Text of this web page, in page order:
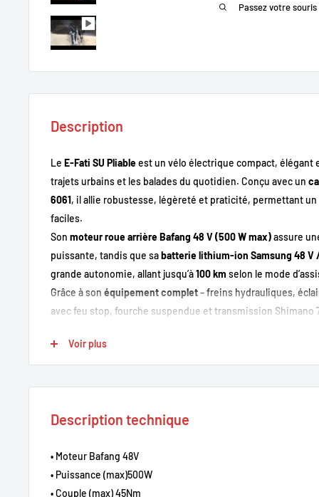
Passez votre
Description
Le E-Fati SU Pliableest un vélo électrique compact, élégant
trajets urbains et les balades du quotidien. Conçu avec un
6061, il allie robustesse, légèreté et praticité, permettant
faciles.
Son moteur roue arrière Bafang 48 V (500 W max)assure
puissante, tandis que sabatterie lithium-ion Samsung 48 V
grande autonomie, allant jusqu’à100 km selon le mode
Grâce à son équipement complet– freins hydrauliques,
avec feu stop, fourche suspendue et transmission Shimano
Points forts
Cadre pliable en aluminium 6061
Batterie Samsung 48 V / 20 Ah
Écran LCDavec 5 niveaux d’assistance et affichage
Voir plus
Description technique
• Moteur Bafang 48V
• Puissance (max)500W
• Couple (max) 45Nm